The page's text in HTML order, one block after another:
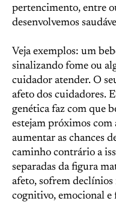
pertencimento, entre
desenvolvemos
Veja exemplos: um
sinalizando fome ou
cuidador atender. O
afeto dos cuidadores.
genética faz com que
estejam próximos com
aumentar as chances
caminho contrário a
separadas da figura
afeto, sofrem
cognitivo, emocional e